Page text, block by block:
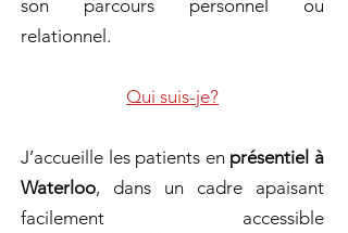
son parcours personnel ou
relationnel.
Qui suis-je?
J’accueille les patients en présentiel à
Waterloo, dans un cadre apaisant
facilement accessible